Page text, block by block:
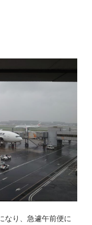
なり、急遽午前便に